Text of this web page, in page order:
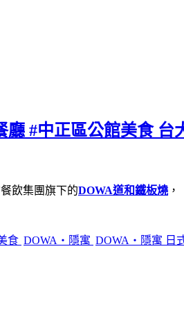
#中正區公館美食 台
飲集團旗下的DOWA道和鐵板燒 ，
食 DOWA・隱寓 DOWA・隱寓 日